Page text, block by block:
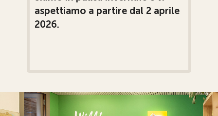
aspettiamo a partire dal 2 aprile
2026.